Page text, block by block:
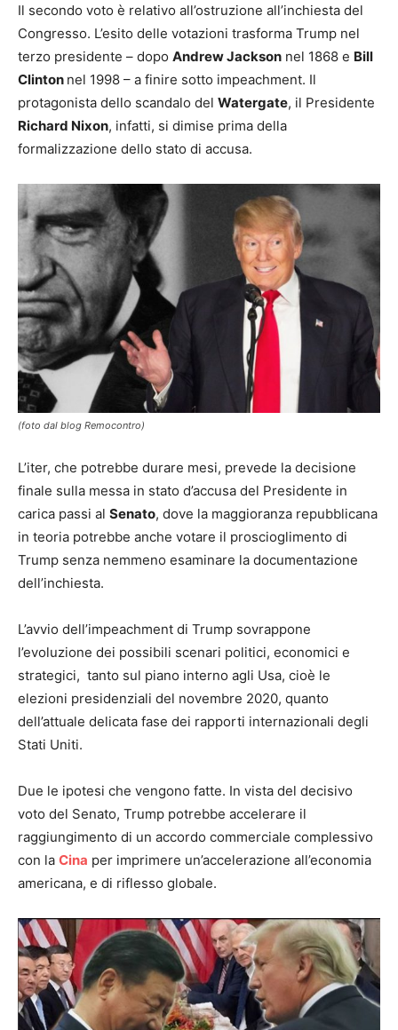
Il secondo voto è relativo all’ostruzione all’inchiesta del
Congresso. L’esito delle votazioni trasforma Trump nel
terzo presidente – dopo Andrew Jackson nel 1868 e Bill
Clinton nel 1998 – a finire sotto impeachment. Il
protagonista dello scandalo del Watergate, il Presidente
Richard Nixon, infatti, si dimise prima della
formalizzazione dello stato di accusa.
(foto dal blog Remocontro)
L’iter, che potrebbe durare mesi, prevede la decisione
finale sulla messa in stato d’accusa del Presidente in
carica passi al Senato, dove la maggioranza repubblicana
in teoria potrebbe anche votare il proscioglimento di
Trump senza nemmeno esaminare la documentazione
dell’inchiesta.
L’avvio dell’impeachment di Trump sovrappone
l’evoluzione dei possibili scenari politici, economici e
strategici, tanto sul piano interno agli Usa, cioè le
elezioni presidenziali del novembre 2020, quanto
dell’attuale delicata fase dei rapporti internazionali degli
Stati Uniti.
Due le ipotesi che vengono fatte. In vista del decisivo
voto del Senato, Trump potrebbe accelerare il
raggiungimento di un accordo commerciale complessivo
con la Cina per imprimere un’accelerazione all’economia
americana, e di riflesso globale.